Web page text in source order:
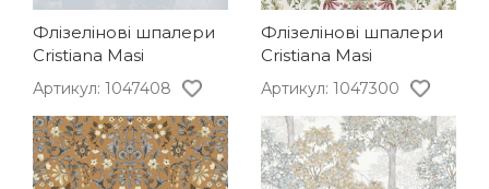
Флізелінові шпалери
Cristiana Masi
Артикул: 1047408
Флізелінові шпалери
Cristiana Masi
Артикул: 1047300